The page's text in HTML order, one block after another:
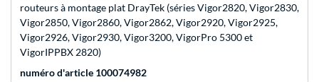
routeurs à montage plat DrayTek (séries Vigor2820, Vigor2830,
Vigor2850, Vigor2860, Vigor2862, Vigor2920, Vigor2925,
Vigor2926, Vigor2930, Vigor3200, VigorPro 5300 et
VigorIPPBX 2820)
numéro d'article 100074982